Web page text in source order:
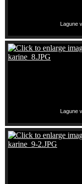
Lagune
Lagune